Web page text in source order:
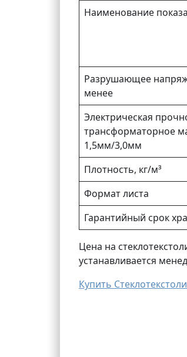
Наименование
Разрушающее
менее
Электрическая
трансформаторное
1,5мм/3,0мм
Плотность, кг/м³
Формат листа
Гарантийный срок
Цена на
устанавливается
Купить